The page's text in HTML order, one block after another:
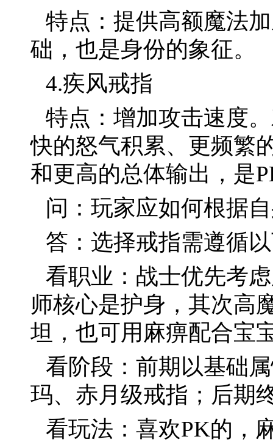
特点：提供高额魔法
础，也是身份的象征。
4.疾风戒指
特点：增加攻击速度
快的怒气积累、更频繁
和更高的总体输出，是
问：玩家应如何根据
答：选择戒指需遵循
看职业：战士优先考
师核心是护身，其次高
坦，也可用麻痹配合宝
看阶段：前期以基础
玛、赤月级戒指；后期
看玩法：喜欢PK的，